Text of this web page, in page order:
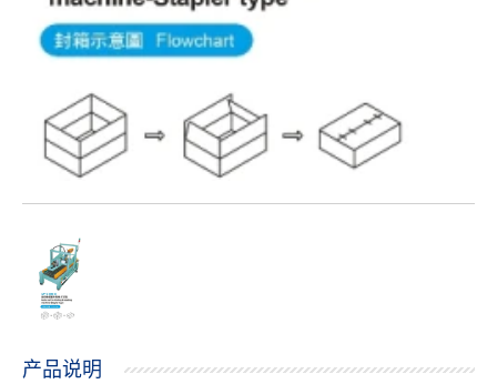
产品说明